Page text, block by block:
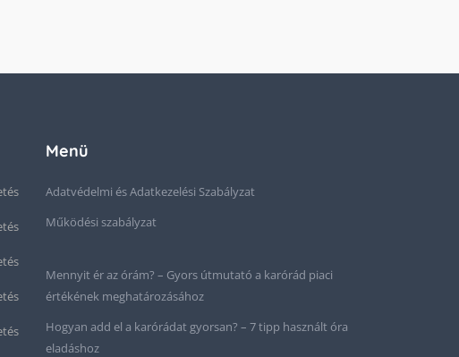
Menü
Adatvédelmi és Adatkezelési Szabályzat
Működési szabályzat
Mennyit ér az órám? – Gyors útmutató a karórád piaci
értékének meghatározásához
Hogyan add el a karórádat gyorsan? – 7 tipp használt óra
eladáshoz